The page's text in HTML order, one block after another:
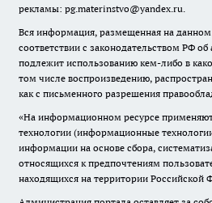
рекламы: pg.materinstvo@yandex.ru.
Вся информация, размещенная на данном
соответствии с законодательством РФ
подлежит использованию кем-либо в
том числе воспроизведению,
как с письменного разрешения
«На информационном ресурсе
технологии (информационные
информации на основе сбора,
относящихся к предпочтениям
находящихся на территории Российской